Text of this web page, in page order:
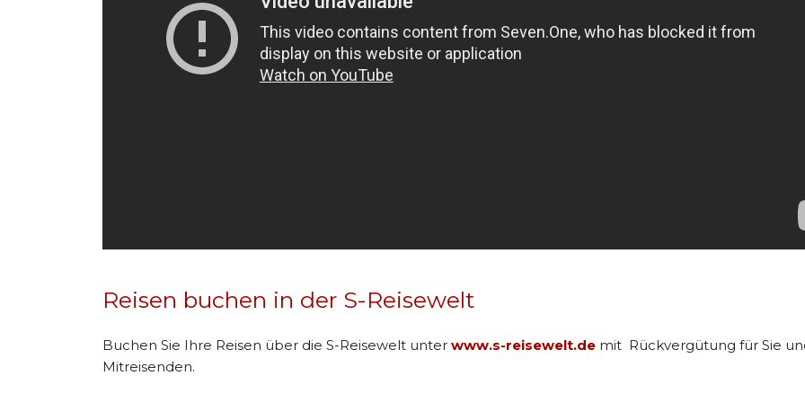
Reisen buchen in der S-Reisewelt
Buchen Sie Ihre Reisen über die S-Reisewelt unter www.s-reisewelt.de mit Rückvergütung für Sie
Mitreisenden.